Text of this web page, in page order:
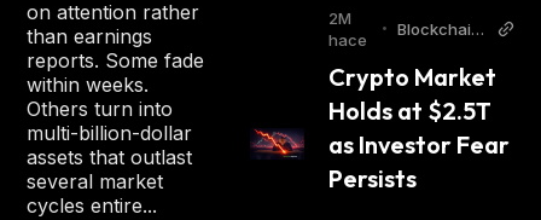
on attention rather
than earnings
reports. Some fade
within weeks.
Others turn into
multi-billion-dollar
assets that outlast
several market
cycles entire...
L
Z
:
2M
hace
• Blockchain
Crypto Market
Holds at $2.5T
as Investor Fear
Persists